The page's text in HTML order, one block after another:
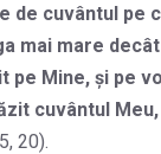
de cuvântul pe
mai mare
pe Mine, şi pe
cuvântul
20).